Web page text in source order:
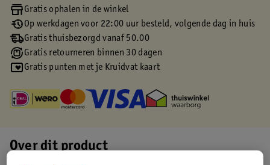
Gratis ophalen in de winkel
Op werkdagen voor 22:00 uur besteld, volgende dag in huis
Gratis thuisbezorgd vanaf 50.00
Gratis retourneren binnen 30 dagen
Gratis punten met je Kruidvat kaart
Over dit product